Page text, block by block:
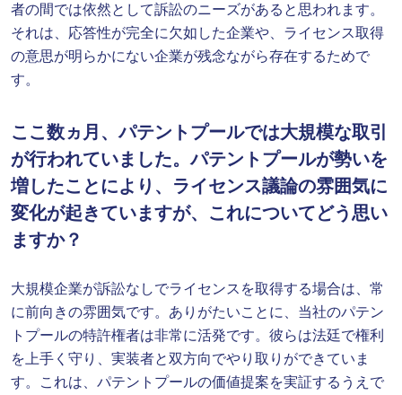
者の間では依然として訴訟のニーズがあると思われます。
それは、応答性が完全に欠如した企業や、ライセンス取得
の意思が明らかにない企業が残念ながら存在するためで
す。
ここ数ヵ月、パテントプールでは大規模な取引
が行われていました。パテントプールが勢いを
増したことにより、ライセンス議論の雰囲気に
変化が起きていますが、これについてどう思い
ますか？
大規模企業が訴訟なしでライセンスを取得する場合は、常
に前向きの雰囲気です。ありがたいことに、当社のパテン
トプールの特許権者は非常に活発です。彼らは法廷で権利
を上手く守り、実装者と双方向でやり取りができていま
す。これは、パテントプールの価値提案を実証するうえで